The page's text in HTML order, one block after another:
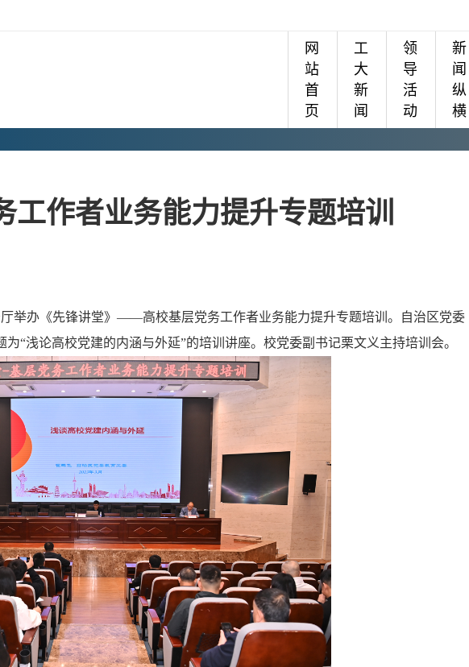
网
站
首
页
工
大
新
闻
领
导
活
动
新
闻
纵
横
工作者业务能力提升专题培训
举办《先锋讲堂》 ——高校基层党务工作者业务能力提升专题培训。
自治区党委
为“浅论高校党建的内涵与外延”的培训讲座。校党委副书记栗文义主持培训会。